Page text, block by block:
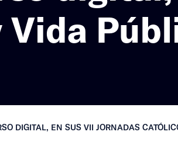
Vida
DIGITAL, EN SUS VII JORNADAS